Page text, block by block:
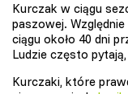
Kurczak w ciągu
paszowej.
ciągu około 40 dni
Ludzie często
Kurczaki, które